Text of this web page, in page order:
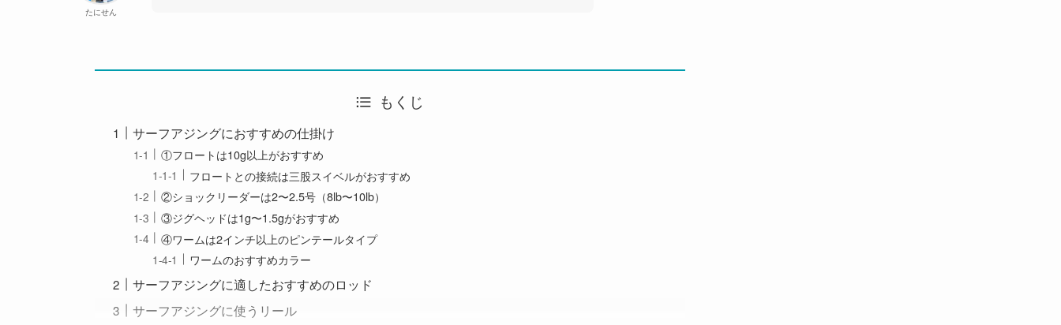
たにせん
もくじ
サーフアジングにおすすめの仕掛け
①フロートは10g以上がおすすめ
フロートとの接続は三股スイベルがおすすめ
②ショックリーダーは2〜2.5号（8lb〜10lb）
③ジグヘッドは1g〜1.5gがおすすめ
④ワームは2インチ以上のピンテールタイプ
ワームのおすすめカラー
サーフアジングに適したおすすめのロッド
サーフアジングに使うリール